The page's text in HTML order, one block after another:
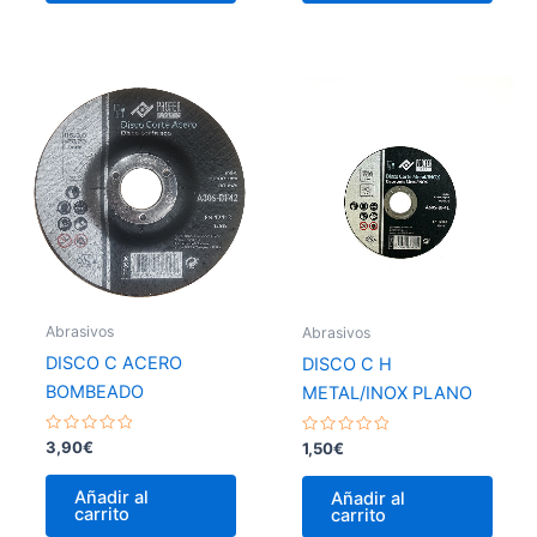
Abrasivos
DISCO C ACERO
BOMBEADO
Valorado
con
0
3,90€
Añadir al
carrito
Abrasivos
DISCO C H
METAL/INOX PLANO
Valorado
con
0
1,50€
Añadir al
carrito